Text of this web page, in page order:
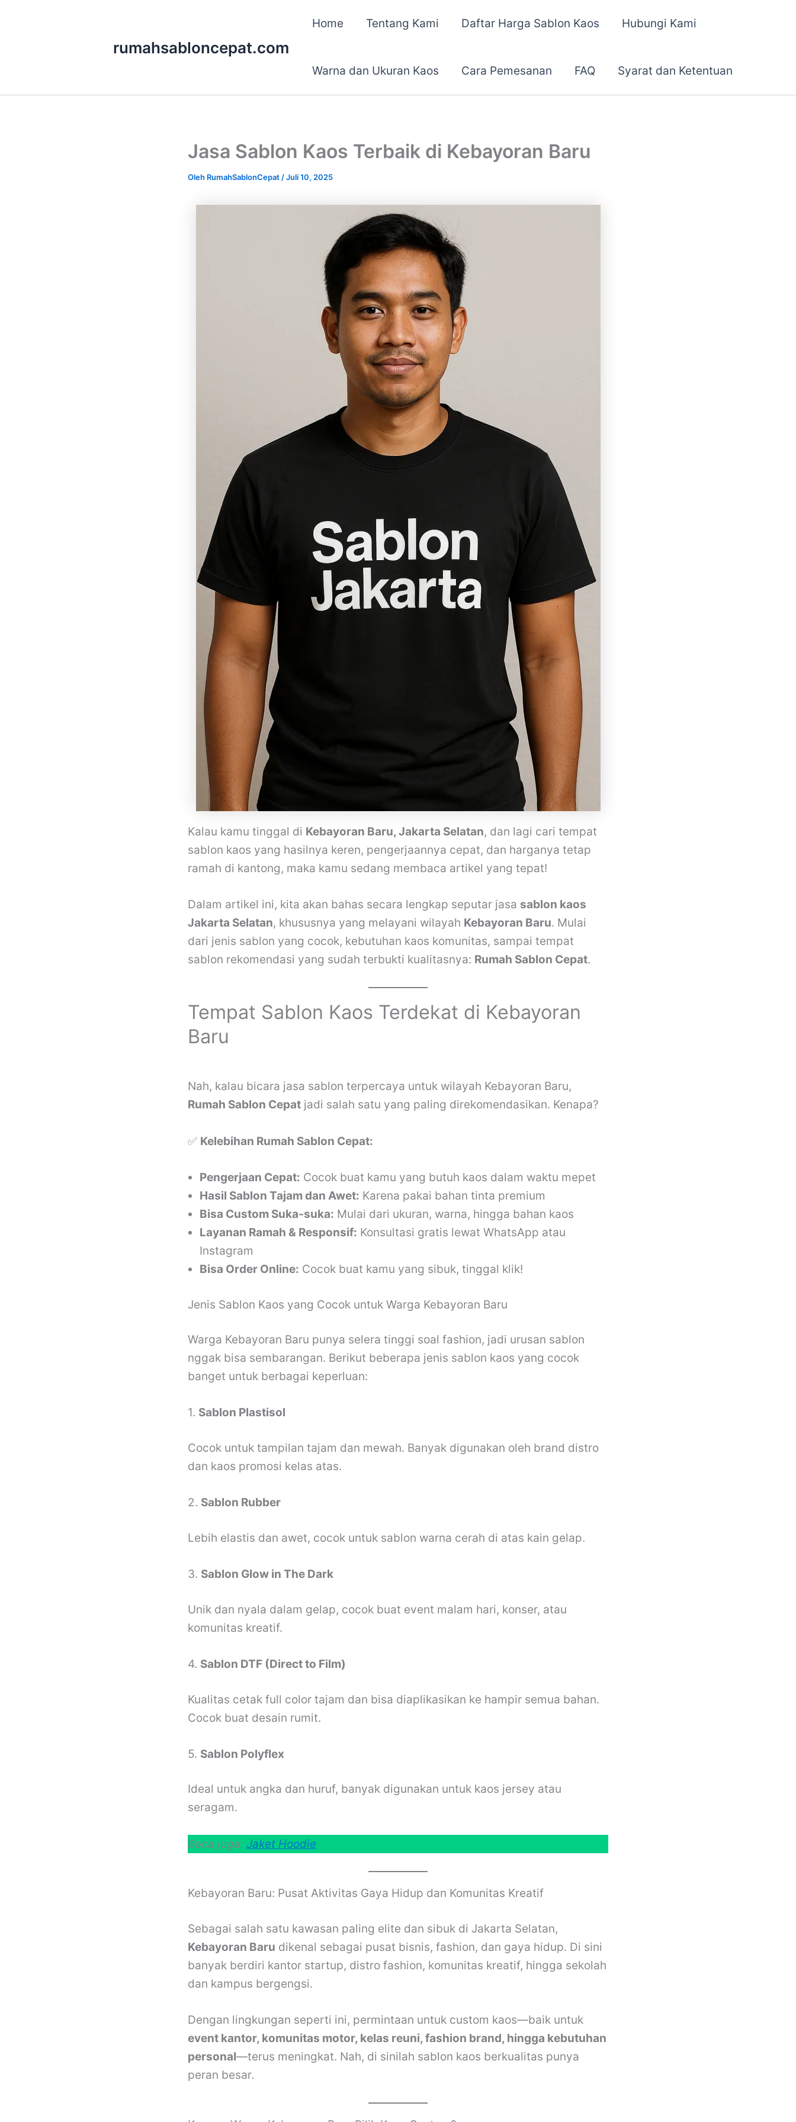
rumahsabloncepat.com
Home Tentang Kami Daftar Harga Sablon Kaos Hubungi Kami
Warna dan Ukuran Kaos Cara Pemesanan FAQ Syarat dan Ketentuan
Jasa Sablon Kaos Terbaik di Kebayoran Baru
Oleh RumahSablonCepat /Juli 10, 2025
Kalau kamu tinggal di Kebayoran Baru, Jakarta Selatan, dan lagi cari tempat
sablon kaos yang hasilnya keren, pengerjaannya cepat, dan harganya tetap
ramah di kantong, maka kamu sedang membaca artikel yang tepat!
Dalam artikel ini, kita akan bahas secara lengkap seputar jasa sablon kaos
Jakarta Selatan, khususnya yang melayani wilayah Kebayoran Baru. Mulai
dari jenis sablon yang cocok, kebutuhan kaos komunitas, sampai tempat
sablon rekomendasi yang sudah terbukti kualitasnya: Rumah Sablon Cepat.
Tempat Sablon Kaos Terdekat di Kebayoran
Baru
Nah, kalau bicara jasa sablon terpercaya untuk wilayah Kebayoran Baru,
Rumah Sablon Cepat jadi salah satu yang paling direkomendasikan. Kenapa?
✅ Kelebihan Rumah Sablon Cepat:
Pengerjaan Cepat: Cocok buat kamu yang butuh kaos dalam waktu mepet
Hasil Sablon Tajam dan Awet: Karena pakai bahan tinta premium
Bisa Custom Suka-suka: Mulai dari ukuran, warna, hingga bahan kaos
Layanan Ramah & Responsif: Konsultasi gratis lewat WhatsApp atau
Instagram
Bisa Order Online: Cocok buat kamu yang sibuk, tinggal klik!
Jenis Sablon Kaos yang Cocok untuk Warga Kebayoran Baru
Warga Kebayoran Baru punya selera tinggi soal fashion, jadi urusan sablon
nggak bisa sembarangan. Berikut beberapa jenis sablon kaos yang cocok
banget untuk berbagai keperluan:
1. Sablon Plastisol
Cocok untuk tampilan tajam dan mewah. Banyak digunakan oleh brand distro
dan kaos promosi kelas atas.
2. Sablon Rubber
Lebih elastis dan awet, cocok untuk sablon warna cerah di atas kain gelap.
3. Sablon Glow in The Dark
Unik dan nyala dalam gelap, cocok buat event malam hari, konser, atau
komunitas kreatif.
4. Sablon DTF (Direct to Film)
Kualitas cetak full color tajam dan bisa diaplikasikan ke hampir semua bahan.
Cocok buat desain rumit.
5. Sablon Polyflex
Ideal untuk angka dan huruf, banyak digunakan untuk kaos jersey atau
seragam.
Baca juga: Jaket Hoodie
Kebayoran Baru: Pusat Aktivitas Gaya Hidup dan Komunitas Kreatif
Sebagai salah satu kawasan paling elite dan sibuk di Jakarta Selatan,
Kebayoran Baru dikenal sebagai pusat bisnis, fashion, dan gaya hidup. Di sini
banyak berdiri kantor startup, distro fashion, komunitas kreatif, hingga sekolah
dan kampus bergengsi.
Dengan lingkungan seperti ini, permintaan untuk custom kaos—baik untuk
event kantor, komunitas motor, kelas reuni, fashion brand, hingga kebutuhan
personal—terus meningkat. Nah, di sinilah sablon kaos berkualitas punya
peran besar.